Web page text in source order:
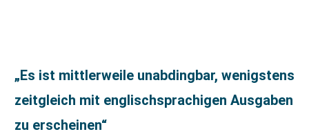
„Es ist mittlerweile unabdingbar, wenigstens
zeitgleich mit englischsprachigen Ausgaben
zu erscheinen“